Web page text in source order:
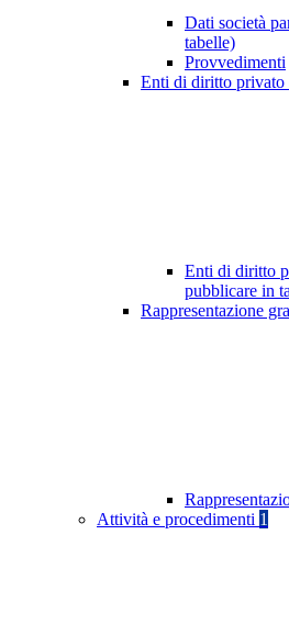
Dati società
tabelle)
Provvedimenti
Enti di diritto privato
Enti di diritto
pubblicare in
Rappresentazione
Attività e procedimenti 1